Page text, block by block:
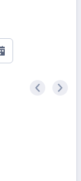
< >